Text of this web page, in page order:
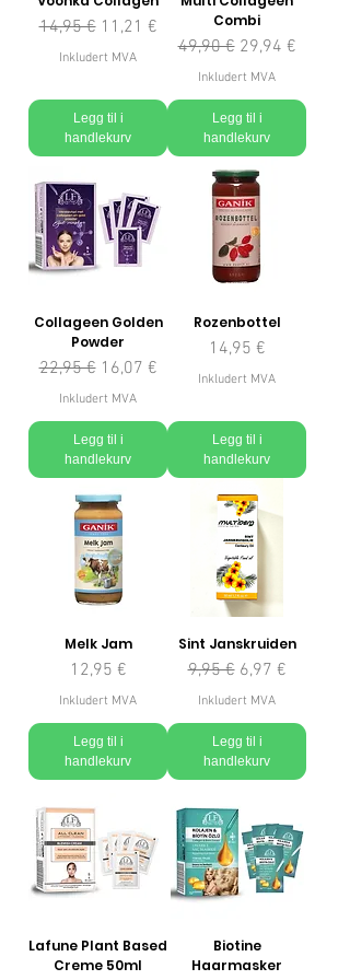
Vanlig pris
14,95 € Salgspris
11,21 €
Inkludert MVA
Legg til i
handlekurv
Combi
Vanlig pris
49,90 € Salgspris
29,94 €
Inkludert MVA
Legg til i
handlekurv
Collageen Golden
Powder
Vanlig pris
22,95 € Salgspris
16,07 €
Inkludert MVA
Legg til i
handlekurv
Rozenbottel
Pris
14,95 €
Inkludert MVA
Legg til i
handlekurv
Melk Jam
Pris
12,95 €
Inkludert MVA
Legg til i
handlekurv
Sint Janskruiden
Vanlig pris
9,95 € Salgspris
6,97 €
Inkludert MVA
Legg til i
handlekurv
Lafune Plant Based
Creme 50ml
Biotine
Haarmasker